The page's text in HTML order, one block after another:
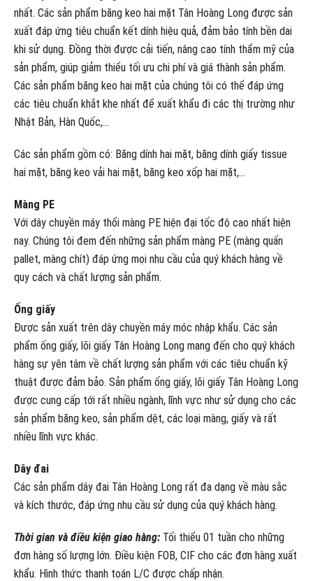
nhất. Các sản phẩm băng keo hai mặt Tân Hoàng Long được sản
xuất đáp ứng tiêu chuẩn kết dính hiệu quả, đảm bảo tính bền dai
khi sử dụng. Đồng thời được cải tiến, nâng cao tính thẩm mỹ của
sản phẩm, giúp giảm thiểu tối ưu chi phí và giá thành sản phẩm.
Các sản phẩm băng keo hai mặt của chúng tôi có thể đáp ứng
các tiêu chuẩn khắt khe nhất để xuất khẩu đi các thị trường như
Nhật Bản, Hàn Quốc,…
Các sản phẩm gồm có: Băng dính hai mặt, băng dính giấy tissue
hai mặt, băng keo vải hai mặt, băng keo xốp hai mặt,…
Màng PE
Với dây chuyền máy thổi màng PE hiện đại tốc độ cao nhất hiện
nay. Chúng tôi đem đến những sản phẩm màng PE (màng quấn
pallet, màng chít) đáp ứng mọi nhu cầu của quý khách hàng về
quy cách và chất lượng sản phẩm.
Ống giấy
Được sản xuất trên dây chuyền máy móc nhập khẩu. Các sản
phẩm ống giấy, lõi giấy Tân Hoàng Long mang đến cho quý khách
hàng sự yên tâm về chất lượng sản phẩm với các tiêu chuẩn kỹ
thuật được đảm bảo. Sản phẩm ống giấy, lõi giấy Tân Hoàng Long
được cung cấp tới rất nhiều ngành, lĩnh vực như sử dụng cho các
sản phẩm băng keo, sản phẩm dệt, các loại màng, giấy và rất
nhiều lĩnh vực khác.
Dây đai
Các sản phẩm dây đai Tân Hoàng Long rất đa dạng về màu sắc
và kích thước, đáp ứng nhu cầu sử dụng của quý khách hàng.
Thời gian và điều kiện giao hàng: Tối thiểu 01 tuần cho những
đơn hàng số lượng lớn. Điều kiện FOB, CIF cho các đơn hàng xuất
khẩu. Hình thức thanh toán L/C được chấp nhận.